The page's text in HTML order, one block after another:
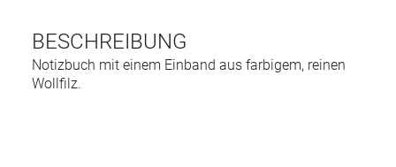
BESCHREIBUNG
Notizbuch mit einem Einband aus farbigem, reinen
Wollfilz.